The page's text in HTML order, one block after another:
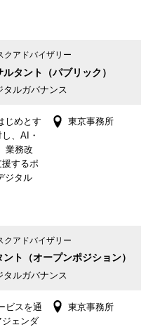
タント（パブリック）
タルガバナンス
クアドバイザリー
じめとす
、AI・
業務改
するポ
ジタル
東京事務所
ト（オープンポジション）
ルガバナンス
クアドバイザリー
ビスを通
ジェンダ
東京事務所